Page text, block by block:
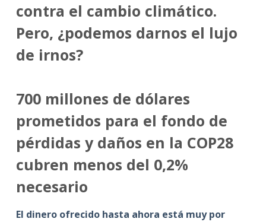
contra el cambio climático.
Pero, ¿podemos darnos el lujo
de irnos?
700 millones de dólares
prometidos para el fondo de
pérdidas y daños en la COP28
cubren menos del 0,2%
necesario
El dinero ofrecido hasta ahora está muy por